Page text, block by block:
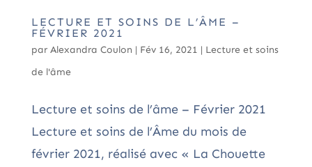
LECTURE ET SOINS DE L’ÂME –
FÉVRIER 2021
par Alexandra Coulon | Fév 16, 2021 | Lecture et soins
de l'âme
Lecture et soins de l’âme – Février 2021
Lecture et soins de l’Âme du mois de
février 2021, réalisé avec « La Chouette